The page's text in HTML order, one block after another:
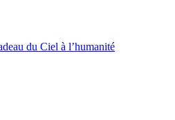
du Ciel à l’humanité